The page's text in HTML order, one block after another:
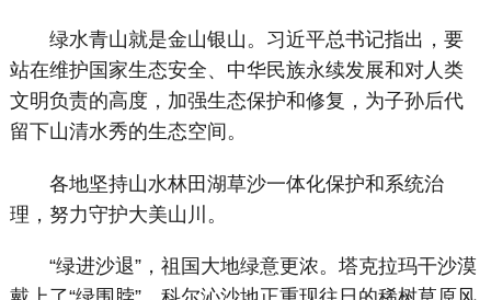
绿水青山就是金山银山。习近平总书记指出，要
站在维护国家生态安全、中华民族永续发展和对人类
文明负责的高度，加强生态保护和修复，为子孙后代
留下山清水秀的生态空间。
各地坚持山水林田湖草沙一体化保护和系统治
理，努力守护大美山川。
“绿进沙退”，祖国大地绿意更浓。塔克拉玛干沙漠